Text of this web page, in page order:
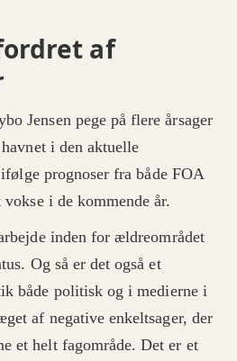
social- og
større:
plejecentre svarer, at det
social-
Heraf svarer 55
meget sværere at
sundhedsassister.
På landsplan har 3 ud af 4
ét eller flere forgæves
gælder hele
peger på en tendens til, at
findes i Region
ud af 5 forgæves har
mens Region Syddanmark
at rekruttere. Her har 2 ud
flere forgæves
FOA blandt 246 ledere af
af
Jensen pege på flere årsager
i den aktuelle
prognoser fra både FOA
i de kommende år.
inden for ældreområdet
Og så er det også et
både politisk og i medierne i
af negative enkeltsager, der
et helt fagområde. Det er et